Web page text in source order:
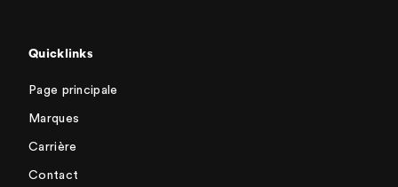
Quicklinks
Page principale
Marques
Carrière
Contact